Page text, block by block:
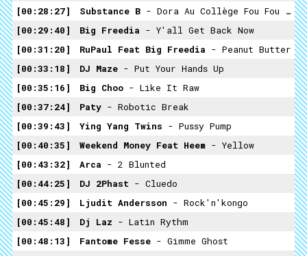
00:28:27
Substance B - Dora Au Collège Fou Fou Fou
00:29:40
Big Freedia - Y'all Get Back Now
00:31:20
RuPaul Feat Big Freedia - Peanut Butter
00:33:18
DJ Maze - Put Your Hands Up
00:35:16
Big Choo - Like It Raw
00:37:24
Paty - Robotic Break
00:39:43
Ying Yang Twins - Pussy Pump
00:40:35
Weekend Money Feat Heem - Yellow
00:43:32
Arca - 2 Blunted
00:44:25
DJ 2Phast - Cluedo
00:45:29
Ljudit Andersson - Rock'n'kongo
00:45:48
Dj Laz - Latin Rythm
00:48:13
Fantome Fesse - Gimme Ghost